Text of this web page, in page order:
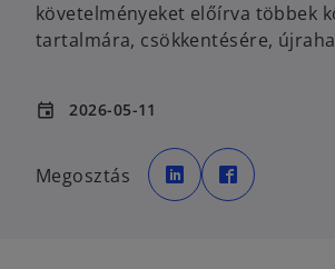
követelményeket előírva többek
tartalmára, csökkentésére,
event 2026-05-11
Megosztás
o
p
e
n
p
e